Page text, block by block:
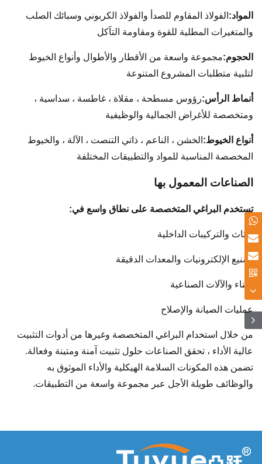
المواد: الفولاذ المقاوم للصدأ والفولاذ الكربوني وسبائك الصلب
والمتغيرات المطلية للقوة ومقاومة التآكل
الحجوم:مجموعة واسعة من الأقطار والأطوال وأنواع الخيوط
لتلبية متطلبات المشروع المتنوعة
أنماط الرأس:رؤوس مسطحة ، مقلاة ، غاطسة ، سداسية ،
ومتخصصة للأغراض الجمالية والوظيفية
أنواع الخيوط: الخشن ، الناعم ، ذاتي التنصت ، الآلة ، والخيوط
المخصصة المناسبة للمواد والتطبيقات المختلفة
الصناعات المعمول بها
تستخدم البراغي المتخصصة على نطاق واسع في:
الأثاث والتركيبات الداخلية
تصنيع الإلكترونيات والمعدات الدقيقة
البناء والآلات الصناعية
عمليات الصيانة والإصلاح
من خلال استخدام البراغي المتخصصة وغيرها من أدوات التثبيت
عالية الأداء ، تحقق الصناعات حلول تثبيت آمنة ومتينة وفعالة.
تضمن هذه المكونات السلامة الهيكلية والأداء الموثوق به
والوظائف طويلة الأجل عبر مجموعة واسعة من التطبيقات.